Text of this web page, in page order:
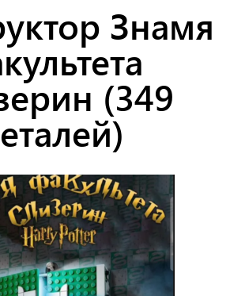
Знамя
(349